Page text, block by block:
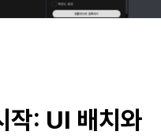
작: UI 배치와